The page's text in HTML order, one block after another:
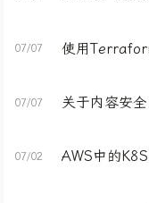
07/07
07/07 关于内容安
07/02 AWS中的